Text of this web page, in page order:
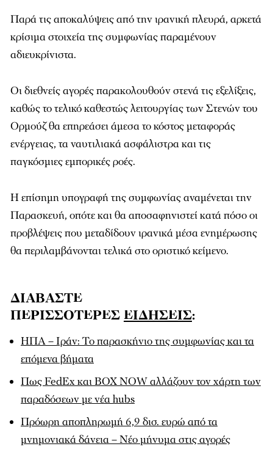
Παρά τις αποκαλύψεις από την ιρανική πλευρά, αρκετά
κρίσιμα στοιχεία της συμφωνίας παραμένουν
αδιευκρίνιστα.
Οι διεθνείς αγορές παρακολουθούν στενά τις εξελίξεις,
καθώς το τελικό καθεστώς λειτουργίας των Στενών του
Ορμούζ θα επηρεάσει άμεσα το κόστος μεταφοράς
ενέργειας, τα ναυτιλιακά ασφάλιστρα και τις
παγκόσμιες εμπορικές ροές.
Η επίσημη υπογραφή της συμφωνίας αναμένεται την
Παρασκευή, οπότε και θα αποσαφηνιστεί κατά πόσο οι
προβλέψεις που μεταδίδουν ιρανικά μέσα ενημέρωσης
θα περιλαμβάνονται τελικά στο οριστικό κείμενο.
ΔΙΑΒΑΣΤΕ
ΠΕΡΙΣΣΟΤΕΡΕΣ ΕΙΔΗΣΕΙΣ:
ΗΠΑ – Ιράν: Το παρασκήνιο της συμφωνίας και τα
επόμενα βήματα
Πως FedEx και BOX NOW αλλάζουν τον χάρτη των
παραδόσεων με νέα hubs
Πρόωρη αποπληρωμή 6,9 δισ. ευρώ από τα
μνημονιακά δάνεια – Νέο μήνυμα στις αγορές